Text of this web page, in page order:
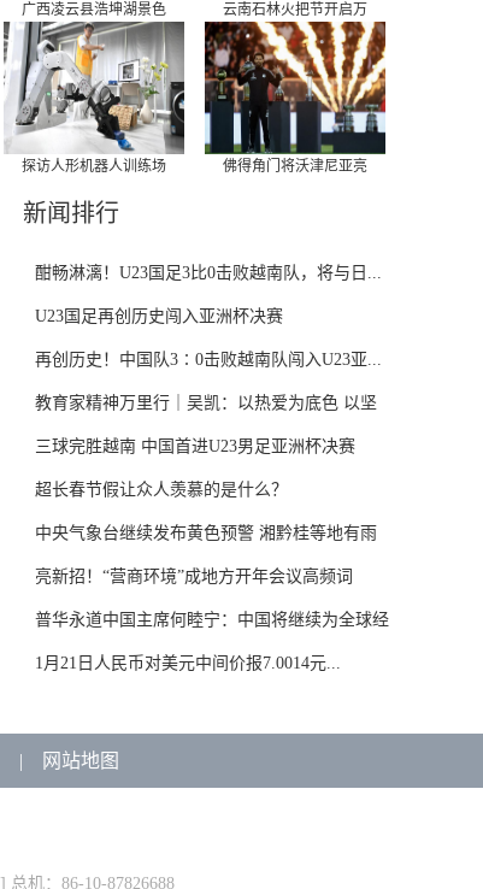
广西凌云县浩坤湖景色 云南石林火把节开启万
探访人形机器人训练场 佛得角门将沃津尼亚亮
新闻排行
酣畅淋漓！U23国足3比0击败越南队，将与日...
U23国足再创历史闯入亚洲杯决赛
再创历史！中国队3∶0击败越南队闯入U23亚...
教育家精神万里行｜吴凯：以热爱为底色 以坚
守...
三球完胜越南 中国首进U23男足亚洲杯决赛
超长春节假让众人羡慕的是什么？
中央气象台继续发布黄色预警 湘黔桂等地有雨
雪...
亮新招！“营商环境”成地方开年会议高频词
普华永道中国主席何睦宁：中国将继续为全球经
济...
1月21日人民币对美元中间价报7.0014元...
| 网站地图
] 总机：86-10-87826688